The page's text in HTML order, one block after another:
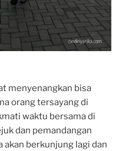
menyenangkan bisa
orang tersayang di
waktu bersama di
dan pemandangan
akan berkunjung lagi dan